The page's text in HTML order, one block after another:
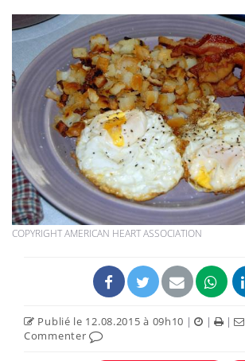
COPYRIGHT AMERICAN HEART ASSOCIATION
Publié le 12.08.2015 à 09h10 | | |
Commenter